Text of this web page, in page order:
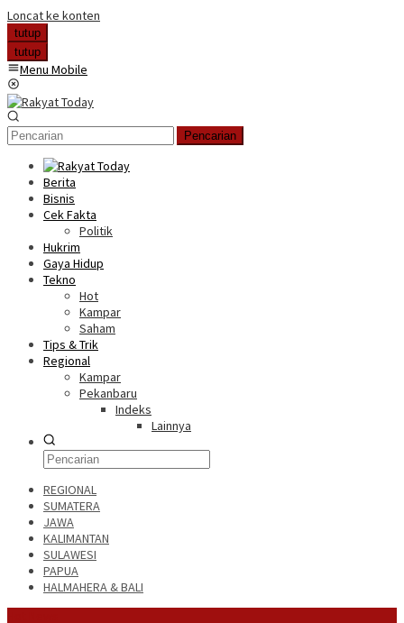
Loncat ke konten
tutup
tutup
Menu Mobile
Pencarian
Berita
Bisnis
Cek Fakta
Politik
Hukrim
Gaya Hidup
Tekno
Hot
Kampar
Saham
Tips & Trik
Regional
Kampar
Pekanbaru
Indeks
Lainnya
REGIONAL
SUMATERA
JAWA
KALIMANTAN
SULAWESI
PAPUA
HALMAHERA & BALI